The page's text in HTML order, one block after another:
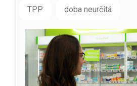
TPP doba neurčitá